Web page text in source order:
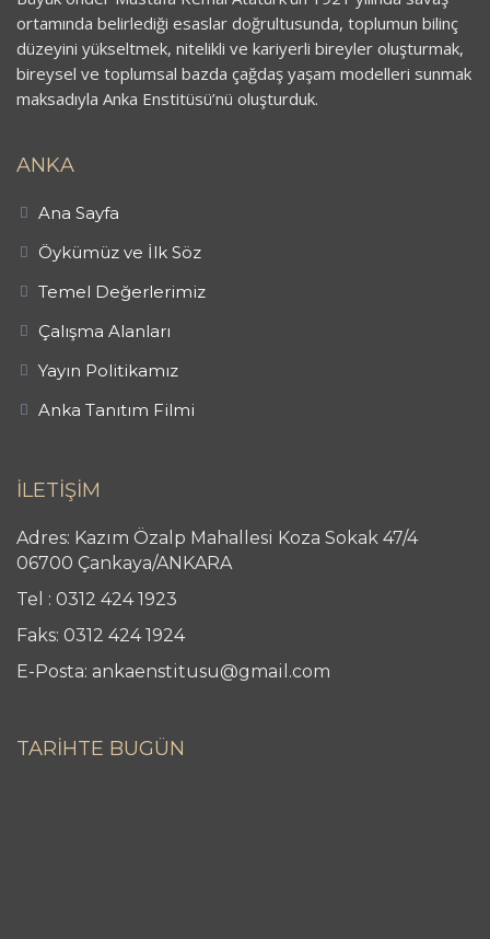
ortamında belirlediği esaslar doğrultusunda, toplumun bilinç
düzeyini yükseltmek, nitelikli ve kariyerli bireyler oluşturmak,
bireysel ve toplumsal bazda çağdaş yaşam modelleri sunmak
maksadıyla Anka Enstitüsü’nü oluşturduk.
ANKA
Ana Sayfa
Öykümüz ve İlk Söz
Temel Değerlerimiz
Çalışma Alanları
Yayın Politikamız
Anka Tanıtım Filmi
İLETİŞİM
Adres: Kazım Özalp Mahallesi Koza Sokak 47/4
06700 Çankaya/ANKARA
Tel : 0312 424 1923
Faks: 0312 424 1924
E-Posta: ankaenstitusu@gmail.com
TARİHTE BUGÜN